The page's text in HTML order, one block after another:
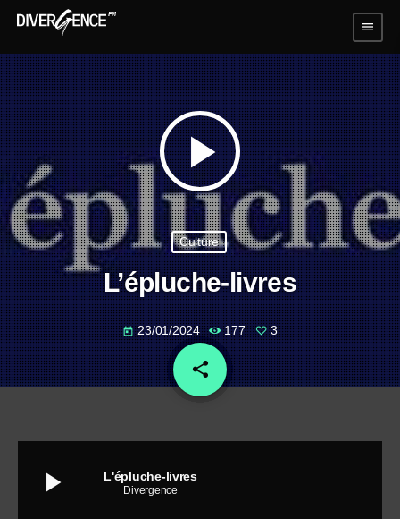
menu
play_arrow
Culture
L’épluche-livres
today 23/01/2024 177 3
share
email
play_arrow L'épluche-livres
Divergence